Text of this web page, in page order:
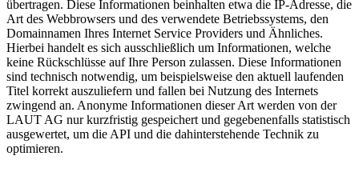
übertragen. Diese Informationen beinhalten etwa die IP-Adresse, die
Art des Webbrowsers und des verwendete Betriebssystems, den
Domainnamen Ihres Internet Service Providers und Ähnliches.
Hierbei handelt es sich ausschließlich um Informationen, welche
keine Rückschlüsse auf Ihre Person zulassen. Diese Informationen
sind technisch notwendig, um beispielsweise den aktuell laufenden
Titel korrekt auszuliefern und fallen bei Nutzung des Internets
zwingend an. Anonyme Informationen dieser Art werden von der
LAUT AG nur kurzfristig gespeichert und gegebenenfalls statistisch
ausgewertet, um die API und die dahinterstehende Technik zu
optimieren.